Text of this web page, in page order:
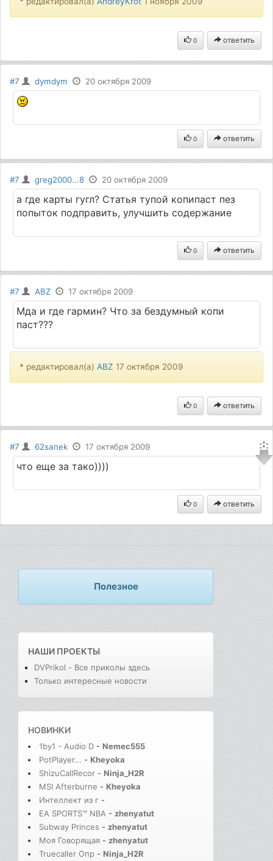
0 ответить
#7 dymdym 20 октября 2009
0 ответить
#7 greg2000...8 20 октября 2009
а где карты гугл? Статья тупой копипаст пез
попыток подправить, улучшить содержание
0 ответить
#7 ABZ 17 октября 2009
Мда и где гармин? Что за бездумный копи
паст???
* редактировал(а)ABZ 17 октября 2009
0 ответить
#7 62sanek 17 октября 2009
что еще за тако))))
0 ответить
Полезное
НАШИ ПРОЕКТЫ
DVPrikol - Все приколы здесь
Только интересные новости
НОВИНКИ
1by1 - Audio D - Nemec555
PotPlayer... - Kheyoka
ShizuCallRecor - Ninja_H2R
MSI Afterburne - Kheyoka
Интеллект из г -
EA SPORTS™ NBA - zhenyatut
Subway Princes - zhenyatut
Моя Говорящая - zhenyatut
Truecaller Опр - Ninja_H2R